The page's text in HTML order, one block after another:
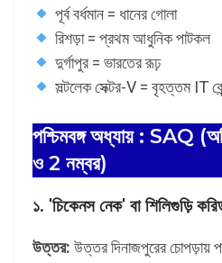
পূর্ব বর্ধমান = ধানের গোলা
রিশড়া = প্রথম আধুনিক পাটকল
দুর্গাপুর = ভারতের রূঢ়
সল্টলেক সেক্টর-V = বৃহত্তম IT
পশ্চিমবঙ্গ অধ্যায় : SAQ
ও 2 নম্বর)
১. 'চিকেনস নেক' বা শিলিগুড়ি
উত্তর: উত্তর দিনাজপুরের চোপড়ায়